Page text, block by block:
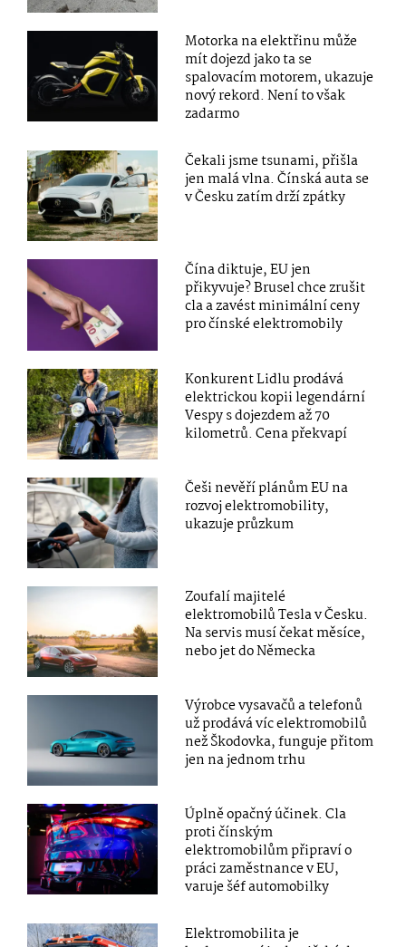
Motorka na elektřinu může
mít dojezd jako ta se
spalovacím motorem, ukazuje
nový rekord. Není to však
zadarmo
Čekali jsme tsunami, přišla
jen malá vlna. Čínská auta se
v Česku zatím drží zpátky
Čína diktuje, EU jen
přikyvuje? Brusel chce zrušit
cla a zavést minimální ceny
pro čínské elektromobily
Konkurent Lidlu prodává
elektrickou kopii legendární
Vespy s dojezdem až 70
kilometrů. Cena překvapí
Češi nevěří plánům EU na
rozvoj elektromobility,
ukazuje průzkum
Zoufalí majitelé
elektromobilů Tesla v Česku.
Na servis musí čekat měsíce,
nebo jet do Německa
Výrobce vysavačů a telefonů
už prodává víc elektromobilů
než Škodovka, funguje přitom
jen na jednom trhu
Úplně opačný účinek. Cla
proti čínským
elektromobilům připraví o
práci zaměstnance v EU,
varuje šéf automobilky
Elektromobilita je